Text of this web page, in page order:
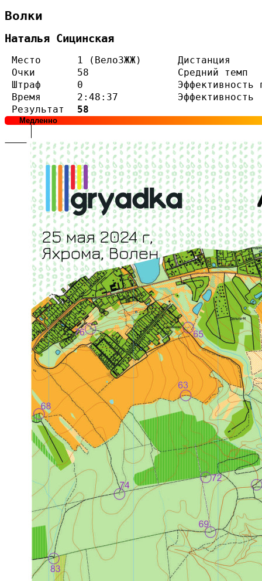
Волки
Наталья Сицинская
Место 1 (Вело3ЖЖ)
Дистанция
Очки
58
Средний темп
Штраф
0
Эффективность
Время
2:48:37
Эффективность
Результат
58
Медленно